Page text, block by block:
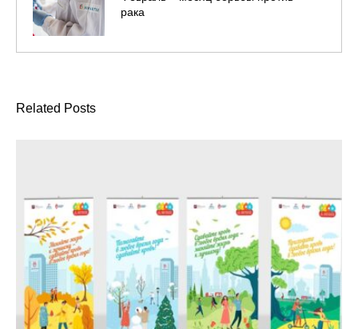
рака
Related Posts